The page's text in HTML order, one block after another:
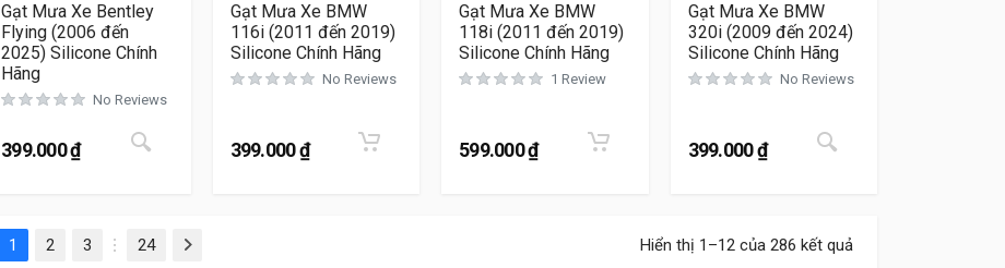
Gạt Mưa Xe Bentley
Flying (2006 đến
2025) Silicone Chính
Hãng
No Reviews
399.000₫
Sản phẩm này có nhiều biến thể. Các tùy chọn có thể được chọn trên trang sản phẩm
Gạt Mưa Xe BMW
116i (2011 đến 2019)
Silicone Chính Hãng
No Reviews
399.000₫
Gạt Mưa Xe BMW
118i (2011 đến 2019)
Silicone Chính Hãng
1 Review
599.000₫
Gạt Mưa Xe BMW
320i (2009 đến 2024)
Silicone Chính Hãng
No Reviews
399.000₫
1 2 3
…
24 Next Hiển thị 1–12 của 286 kết quả